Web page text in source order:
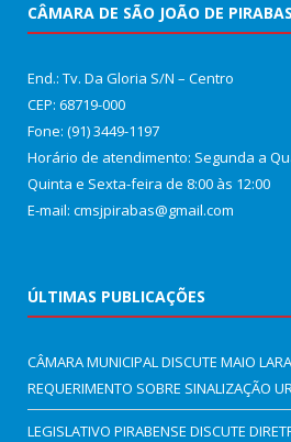
CÂMARA DE SÃO JOÃO DE PIRABAS
End.: Tv. Da Gloria S/N – Centro
CEP: 68719-000
Fone: (91) 3449-1197
Horário de atendimento: Segunda a
Quinta e Sexta-feira de 8:00 às 12:00
E-mail: cmsjpirabas@gmail.com
ÚLTIMAS PUBLICAÇÕES
CÂMARA MUNICIPAL DISCUTE MAIO
REQUERIMENTO SOBRE SINALIZAÇÃO
LEGISLATIVO PIRABENSE DISCUTE